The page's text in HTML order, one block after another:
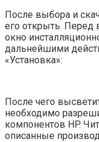
После выбора и
его открыть. Перед
окно
дальнейшими
«Установка»:
После чего
необходимо
компонентов HP.
описанные